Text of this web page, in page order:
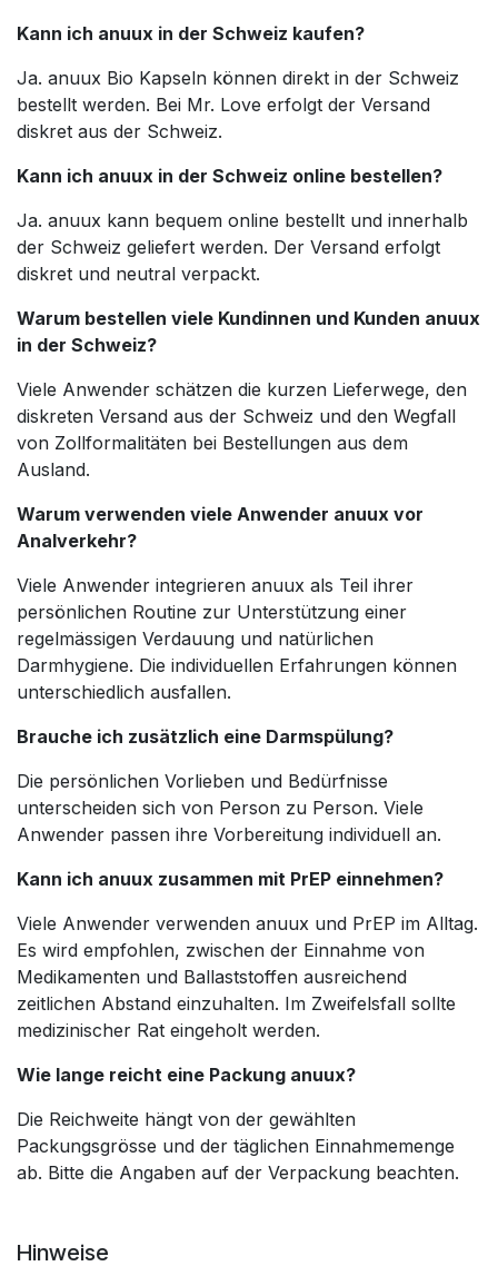
Kann ich anuux in der Schweiz kaufen?
Ja. anuux Bio Kapseln können direkt in der Schweiz
bestellt werden. Bei Mr. Love erfolgt der Versand
diskret aus der Schweiz.
Kann ich anuux in der Schweiz online bestellen?
Ja. anuux kann bequem online bestellt und innerhalb
der Schweiz geliefert werden. Der Versand erfolgt
diskret und neutral verpackt.
Warum bestellen viele Kundinnen und Kunden anuux
in der Schweiz?
Viele Anwender schätzen die kurzen Lieferwege, den
diskreten Versand aus der Schweiz und den Wegfall
von Zollformalitäten bei Bestellungen aus dem
Ausland.
Warum verwenden viele Anwender anuux vor
Analverkehr?
Viele Anwender integrieren anuux als Teil ihrer
persönlichen Routine zur Unterstützung einer
regelmässigen Verdauung und natürlichen
Darmhygiene. Die individuellen Erfahrungen können
unterschiedlich ausfallen.
Brauche ich zusätzlich eine Darmspülung?
Die persönlichen Vorlieben und Bedürfnisse
unterscheiden sich von Person zu Person. Viele
Anwender passen ihre Vorbereitung individuell an.
Kann ich anuux zusammen mit PrEP einnehmen?
Viele Anwender verwenden anuux und PrEP im Alltag.
Es wird empfohlen, zwischen der Einnahme von
Medikamenten und Ballaststoffen ausreichend
zeitlichen Abstand einzuhalten. Im Zweifelsfall sollte
medizinischer Rat eingeholt werden.
Wie lange reicht eine Packung anuux?
Die Reichweite hängt von der gewählten
Packungsgrösse und der täglichen Einnahmemenge
ab. Bitte die Angaben auf der Verpackung beachten.
Hinweise